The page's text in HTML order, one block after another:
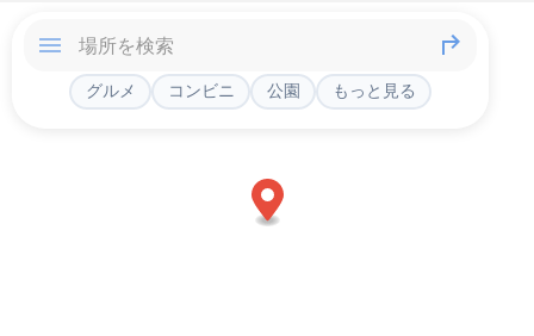
グルメ コンビニ 公園 もっと見る